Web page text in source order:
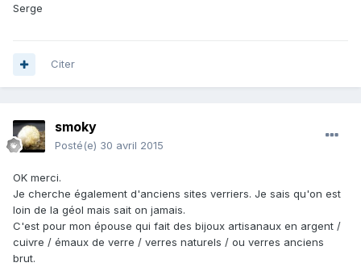
Serge
Citer
smoky
Posté(e) 30 avril 2015
OK merci.
Je cherche également d'anciens sites verriers. Je sais qu'on est
loin de la géol mais sait on jamais.
C'est pour mon épouse qui fait des bijoux artisanaux en argent /
cuivre / émaux de verre / verres naturels / ou verres anciens
brut.